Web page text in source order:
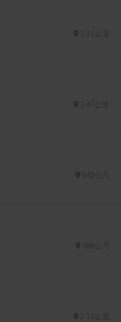
2.47公里
642公尺